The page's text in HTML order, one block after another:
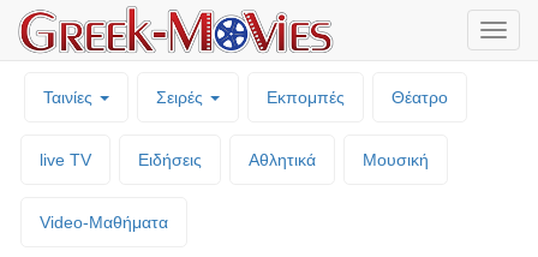
Ταινίες Σειρές Εκπομπές Θέατρο
live TV Ειδήσεις Αθλητικά Μουσική
Video-Mαθήματα